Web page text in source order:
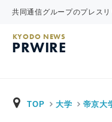
共同通信グループのプレス
KYODO NEWS
PRWIRE
TOP 大学 帝京大